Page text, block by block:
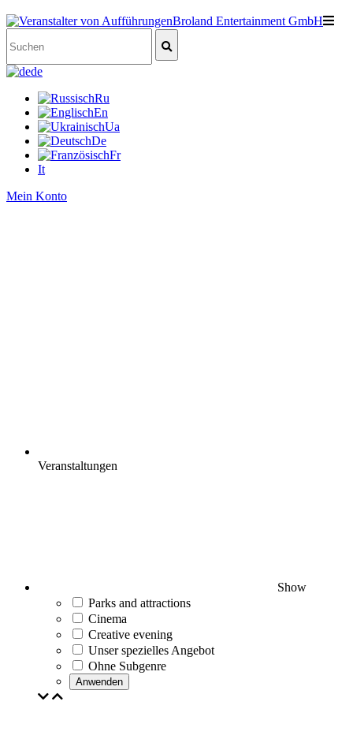
de
Ru
En
Ua
De
Fr
It
Mein Konto
Veranstaltungen
Show
Parks and attractions
Cinema
Creative evening
Unser spezielles Angebot
Ohne Subgenre
Anwenden